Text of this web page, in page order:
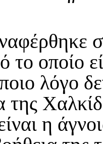
το οποίο
λόγο
της
η